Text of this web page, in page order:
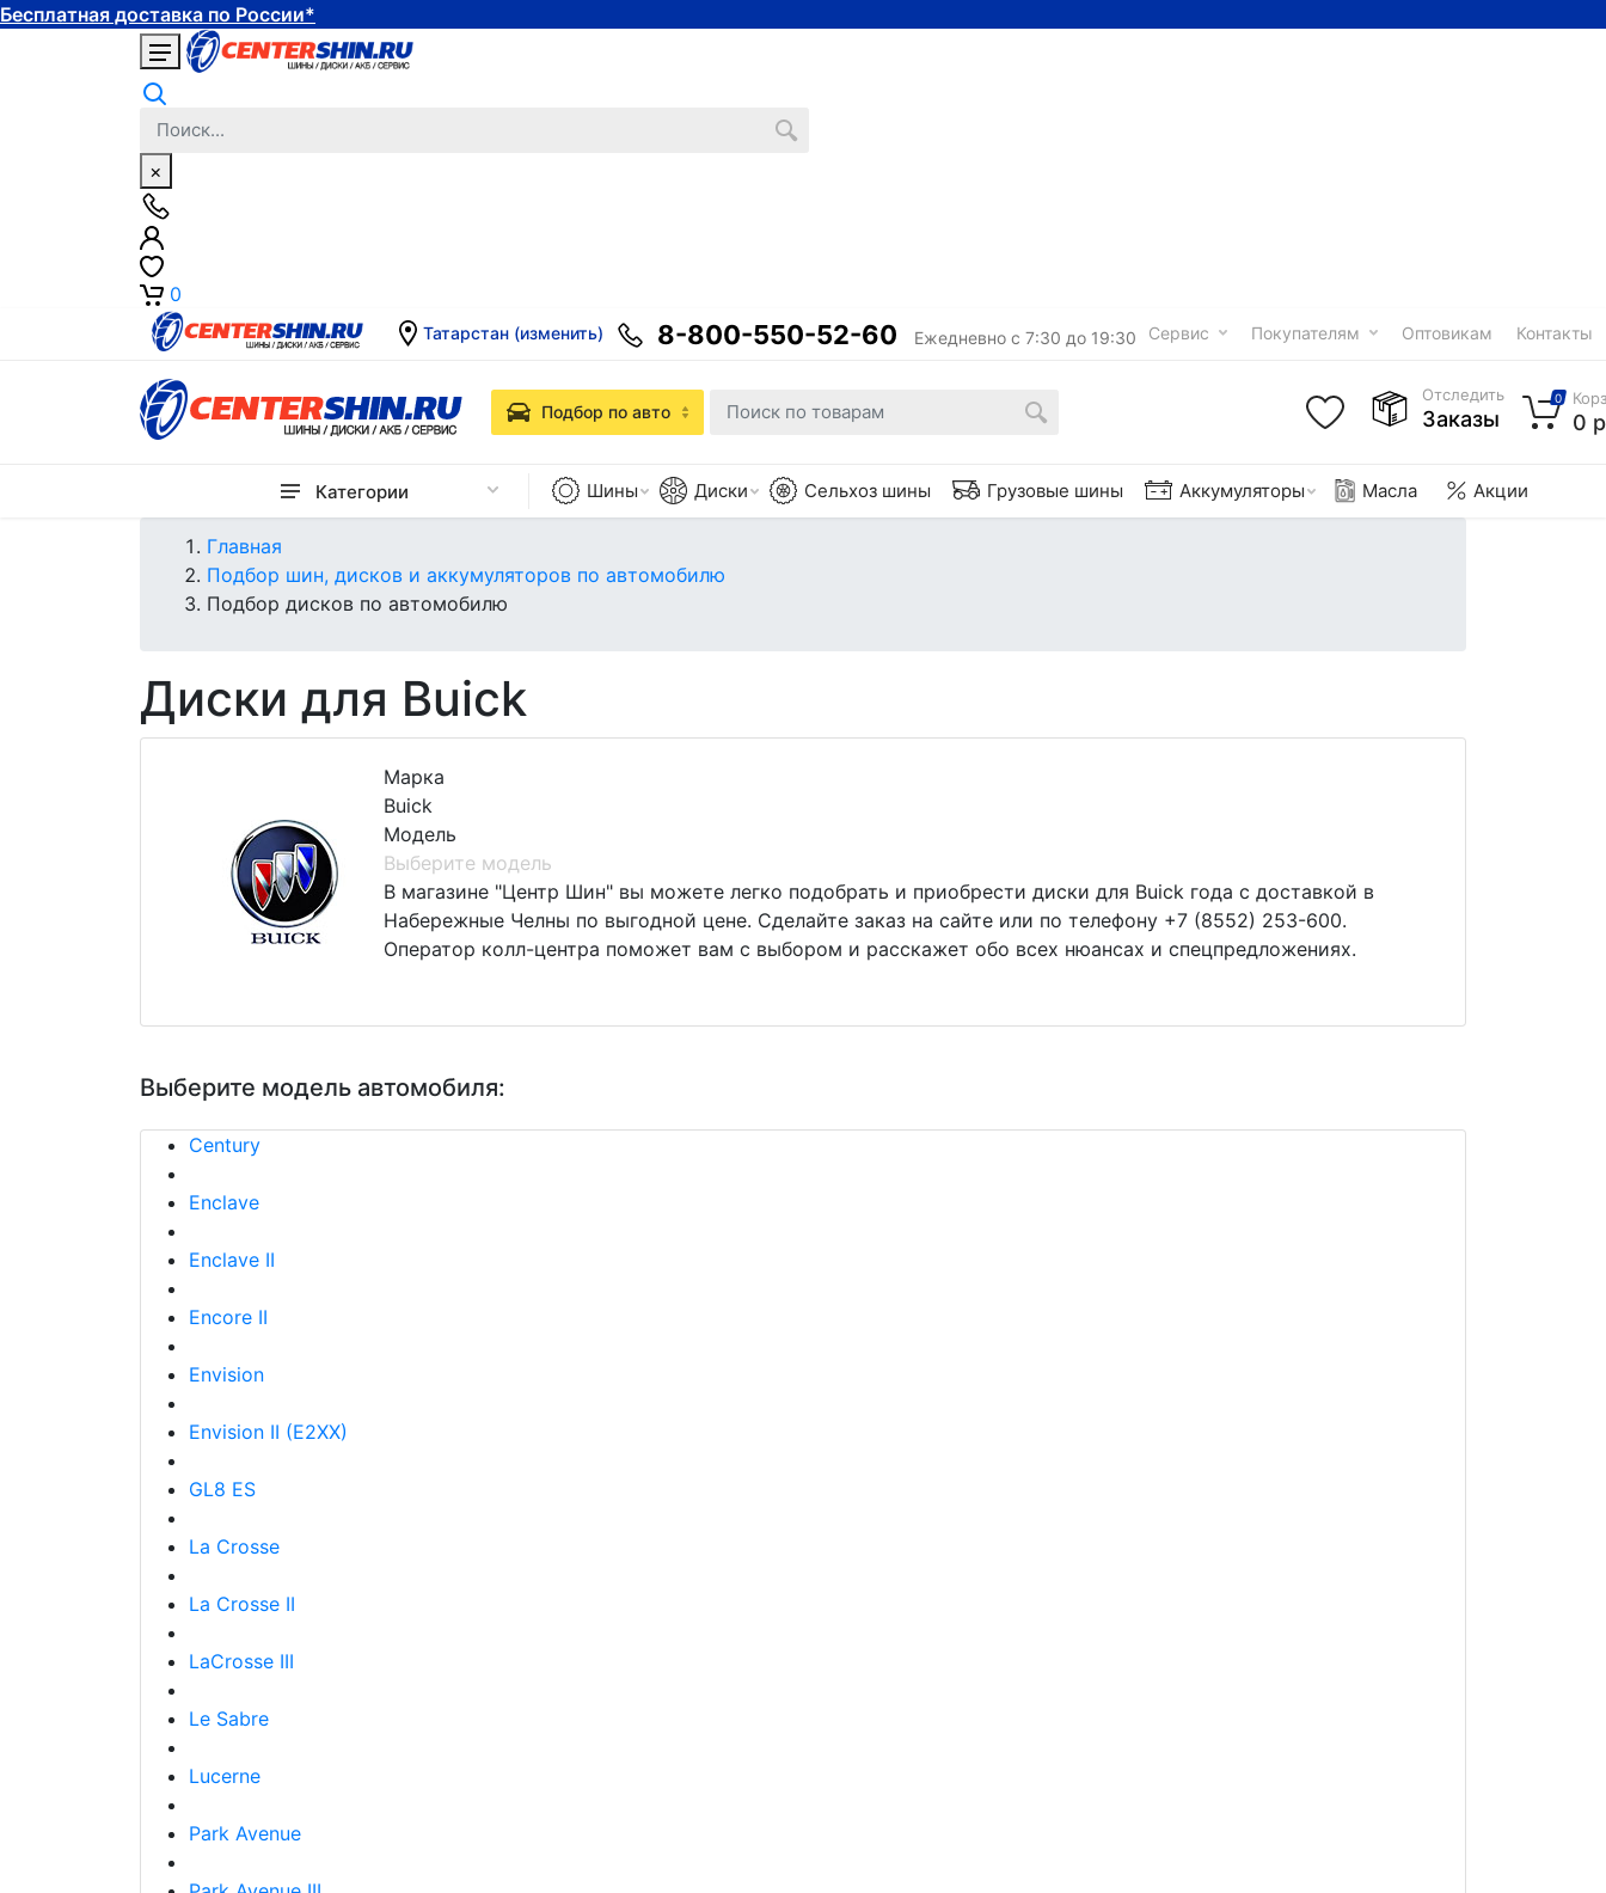
Бесплатная доставка по России*
×
0
Татарстан (изменить) 8-800-550-52-60 Ежедневно с 7:30 до 19:30 Сервис Покупателям Оптовикам Контакты
Категории Шины Диски Сельхоз шины Грузовые шины Аккумуляторы Масла Акции
Подбор по авто
Отследить
Заказы
0
0
Главная
Подбор шин, дисков и аккумуляторов по автомобилю
Подбор дисков по автомобилю
Диски для Buick
Марка
Buick
Модель
Выберите модель
В магазине "Центр Шин" вы можете легко подобрать и приобрести диски для Buick года с доставкой в
Набережные Челны по выгодной цене. Сделайте заказ на сайте или по телефону +7 (8552) 253-600.
Оператор колл-центра поможет вам с выбором и расскажет обо всех нюансах и спецпредложениях.
Выберите модель автомобиля:
Century
Enclave
Enclave II
Encore II
Envision
Envision II (E2XX)
GL8 ES
La Crosse
La Crosse II
LaCrosse III
Le Sabre
Lucerne
Park Avenue